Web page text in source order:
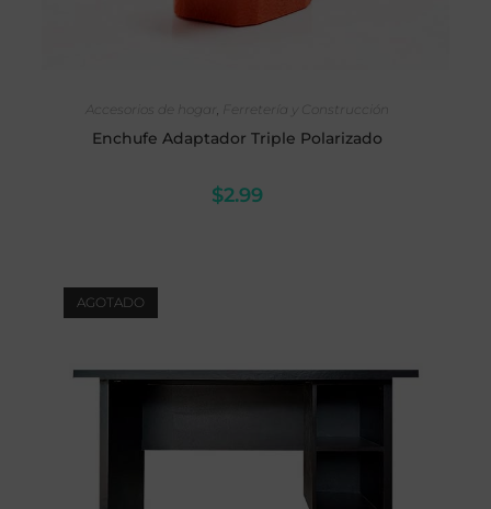
Accesorios de hogar , Ferretería y Construcción
Enchufe Adaptador Triple Polarizado
$2.99
AGOTADO